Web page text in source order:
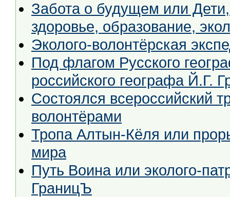
Забота о будущем или Дети, молодёжь и окружающая среда:
здоровье, образование,
Эколого-волонтёрская
Под флагом Русского
российского географа Й.Г.
Состоялся всероссийский
волонтёрами
Тропа Алтын-Кёля или
мира
Путь Воина или эколого-
ГраницЪ